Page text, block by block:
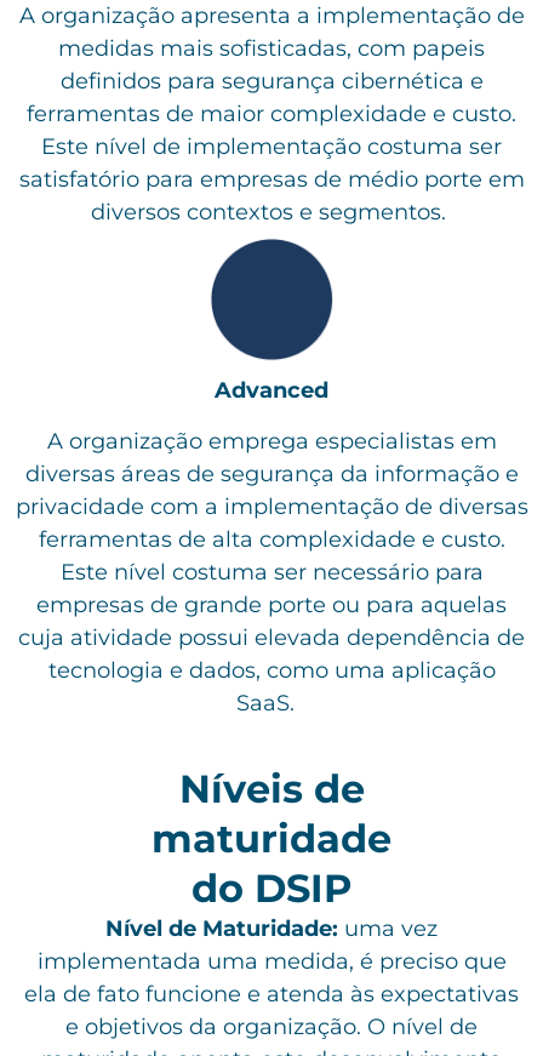
A organização apresenta a implementação de
medidas mais sofisticadas, com papeis
definidos para segurança cibernética e
ferramentas de maior complexidade e custo.
Este nível de implementação costuma ser
satisfatório para empresas de médio porte em
diversos contextos e segmentos.
Advanced
A organização emprega especialistas em
diversas áreas de segurança da informação e
privacidade com a implementação de diversas
ferramentas de alta complexidade e custo.
Este nível costuma ser necessário para
empresas de grande porte ou para aquelas
cuja atividade possui elevada dependência de
tecnologia e dados, como uma aplicação
SaaS.
Níveis de
maturidade
do DSIP
Nível de Maturidade: uma vez
implementada uma medida, é preciso que
ela de fato funcione e atenda às expectativas
e objetivos da organização. O nível de